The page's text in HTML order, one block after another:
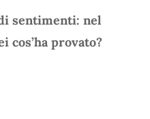
sentimenti: nel
cos’ha provato?